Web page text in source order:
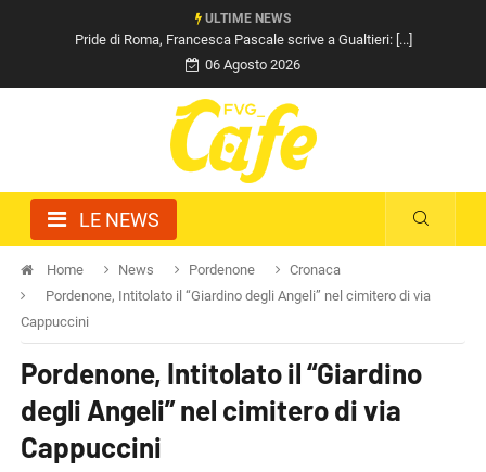
ULTIME NEWS
Pride di Roma, Francesca Pascale scrive a Gualtieri: [...]
06 Agosto 2026
LE NEWS
Home News Pordenone
Cronaca
Pordenone, Intitolato il “Giardino degli Angeli” nel cimitero di via
Cappuccini
Pordenone, Intitolato il “Giardino
degli Angeli” nel cimitero di via
Cappuccini